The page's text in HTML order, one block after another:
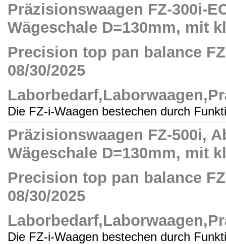
Präzisionswaagen FZ-300i-
Wägeschale D=130mm, mit
Precision top pan balance
08/30/2025
Die FZ-i-Waagen bestechen durch
Präzisionswaagen FZ-500i,
Wägeschale D=130mm, mit
Precision top pan balance
08/30/2025
Die FZ-i-Waagen bestechen durch